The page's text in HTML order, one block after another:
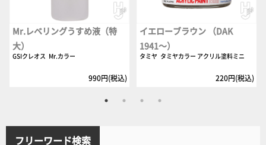
Mr.レベリングうすめ液（特
大）
GSIクレオス Mr.カラー
990円(税込)
イエローブラウン （DAK
1941～）
タミヤ タミヤカラー アクリル塗料ミニ
220円(税込)
フリーワード検索